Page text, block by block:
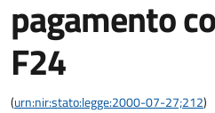
pagamento
F24
(urn:nir:stato:legge:2000-07-27;212)